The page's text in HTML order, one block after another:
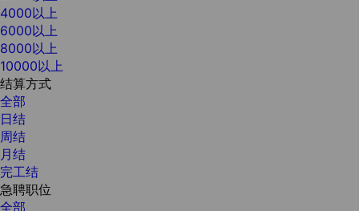
4000以上
6000以上
8000以上
10000以上
结算方式
全部
日结
周结
月结
完工结
急聘职位
全部